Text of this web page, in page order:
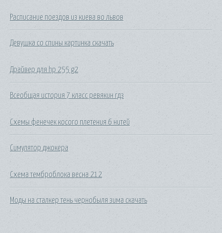
Расписание поездов из киева во львов
Девушка со спины картинка скачать
Драйвер для hp 255 g2
Всеобщая история 7 класс ревякин гдз
Схемы фенечек косого плетения 6 нитей
Симулятор джокера
Схема темброблока весна 212
Моды на сталкер тень чернобыля зима скачать